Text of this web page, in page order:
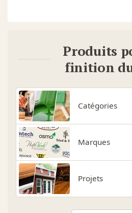
Produits
finition
Catégories
Marques
Projets